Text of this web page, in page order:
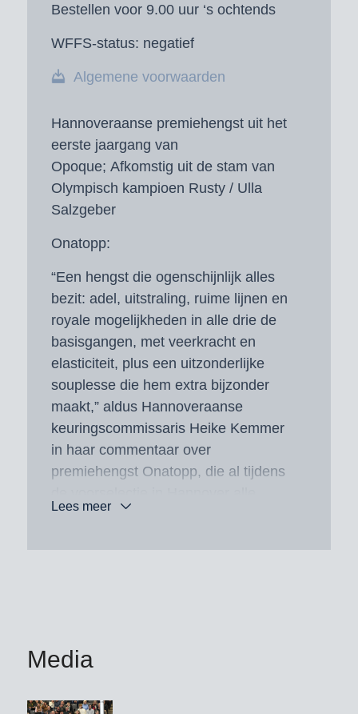
Bestellen voor 9.00 uur ‘s ochtends
WFFS-status: negatief
Algemene voorwaarden
Hannoveraanse premiehengst uit het
eerste jaargang van
Opoque; Afkomstig uit de stam van
Olympisch kampioen Rusty / Ulla
Salzgeber
Onatopp:
“Een hengst die ogenschijnlijk alles
bezit: adel, uitstraling, ruime lijnen en
royale mogelijkheden in alle drie de
basisgangen, met veerkracht en
elasticiteit, plus een uitzonderlijke
souplesse die hem extra bijzonder
maakt,” aldus Hannoveraanse
keuringscommissaris Heike Kemmer
in haar commentaar over
premiehengst Onatopp, die al tijdens
aandacht trok. Hier klopt simpelweg
Vader Opoque begon zijn carrière in
KWPN-keuring als de Deense
Lees meer
Media